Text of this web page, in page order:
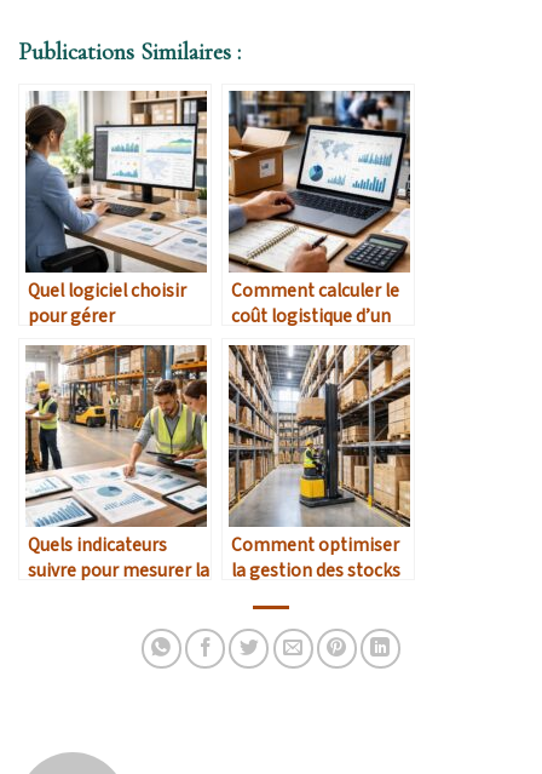
Publications Similaires :
Quel logiciel choisir
pour gérer
efficacement une
petite chaîne
d’approvisionnement
?
Comment calculer le
coût logistique d’un
produit vendu en ligne
?
Quels indicateurs
suivre pour mesurer la
Comment optimiser
la gestion des stocks